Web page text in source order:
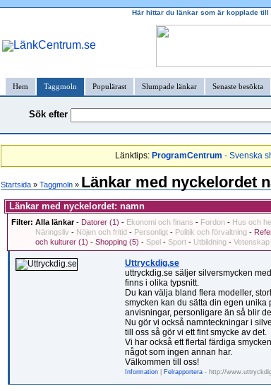
Här hittar du länkar som är kopplade
Hem Taggmoln Populärast Slumpade länkar Senaste besökta
Sök efter
Länktips: ProgramCentrum - Svenska
Startsida » Taggmoln » Länkar med nyckelordet
Länkar med nyckelordet: namn
Filter: Alla länkar- Datorer (1) - Ekonomi och finans - Fordon - Hus och
Näringsliv - Nöjen och fritid - Personligt - Politik och förvaltning -
och kulturer (1) - Shopping (5) - Spel - Sport - Utbildning -
Uttryckdig.se
uttryckdig.se säljer silversmycken
finns i olika typsnitt.
Du kan välja bland flera modeller,
smycken kan du sätta din egen
anvisningar, personligare än så blir
Nu gör vi också namnteckningar i
till oss så gör vi ett fint smycke av det.
Vi har också ett flertal färdiga
något som ingen annan har.
Välkommen till oss!
Information Felrapportera - http://